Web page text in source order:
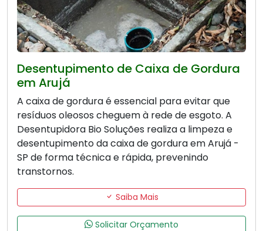
Desentupimento de Caixa de Gordura
em Arujá
A caixa de gordura é essencial para evitar que
resíduos oleosos cheguem à rede de esgoto. A
Desentupidora Bio Soluções realiza a limpeza e
desentupimento da caixa de gordura em Arujá -
SP de forma técnica e rápida, prevenindo
transtornos.
Saiba Mais
Solicitar Orçamento